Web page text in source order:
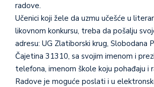
radove.
Učenici koji žele da uzmu učešće u
likovnom konkursu, treba da pošalju
adresu: UG Zlatiborski krug, Slobodana
Čajetina 31310, sa svojim imenom i
telefona, imenom škole koju pohađaju i
Radove je moguće poslati i u